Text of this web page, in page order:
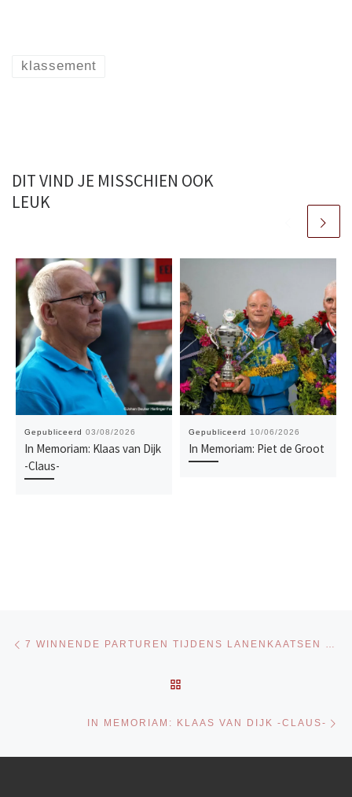
klassement
DIT VIND JE MISSCHIEN OOK
LEUK
Gepubliceerd 03/08/2026
In Memoriam: Klaas van Dijk
-Claus-
Gepubliceerd 10/06/2026
In Memoriam: Piet de Groot
Bericht navigatie 7 WINNENDE PARTUREN TIJDENS LANENKAATSEN 2026
IN MEMORIAM: KLAAS VAN DIJK -CLAUS-